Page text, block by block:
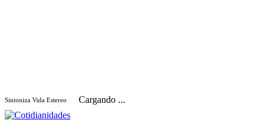
Sintoniza Vida Estereo Cargando ...